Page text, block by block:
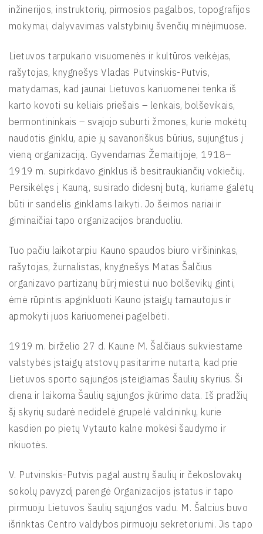
inžinerijos, instruktorių, pirmosios pagalbos, topografijos
mokymai, dalyvavimas valstybinių švenčių minėjimuose.
Lietuvos tarpukario visuomenės ir kultūros veikėjas,
rašytojas, knygnešys Vladas Putvinskis-Putvis,
matydamas, kad jaunai Lietuvos kariuomenei tenka iš
karto kovoti su keliais priešais – lenkais, bolševikais,
bermontininkais – svajojo suburti žmones, kurie mokėtų
naudotis ginklu, apie jų savanoriškus būrius, sujungtus į
vieną organizaciją. Gyvendamas Žemaitijoje, 1918–
1919 m. supirkdavo ginklus iš besitraukiančių vokiečių.
Persikėlęs į Kauną, susirado didesnį butą, kuriame galėtų
būti ir sandėlis ginklams laikyti. Jo šeimos nariai ir
giminaičiai tapo organizacijos branduoliu.
Tuo pačiu laikotarpiu Kauno spaudos biuro viršininkas,
rašytojas, žurnalistas, knygnešys Matas Šalčius
organizavo partizanų būrį miestui nuo bolševikų ginti,
ėmė rūpintis apginkluoti Kauno įstaigų tarnautojus ir
apmokyti juos kariuomenei pagelbėti.
1919 m. birželio 27 d. Kaune M. Šalčiaus sukviestame
valstybės įstaigų atstovų pasitarime nutarta, kad prie
Lietuvos sporto sąjungos įsteigiamas Šaulių skyrius. Ši
diena ir laikoma Šaulių sąjungos įkūrimo data. Iš pradžių
šį skyrių sudarė nedidelė grupelė valdininkų, kurie
kasdien po pietų Vytauto kalne mokėsi šaudymo ir
rikiuotės.
V. Putvinskis-Putvis pagal austrų šaulių ir čekoslovakų
sokolų pavyzdį parengė Organizacijos įstatus ir tapo
pirmuoju Lietuvos šaulių sąjungos vadu. M. Šalcius buvo
išrinktas Centro valdybos pirmuoju sekretoriumi. Jis tapo